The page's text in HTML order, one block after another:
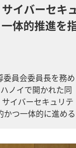
イバーセキ
体的推進を
員会委員長を務め
ノイで開かれた同
イバーセキュリテ
かつ一体的に進める